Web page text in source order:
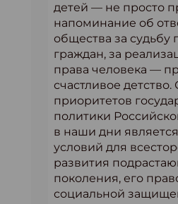
детей — не просто
напоминание об
общества за судьбу
граждан, за
права человека —
счастливое
приоритетов
политики
в наши дни
условий для
развития
поколения, его
социальной